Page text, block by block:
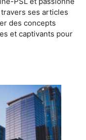
ses articles
des concepts
et captivants pour